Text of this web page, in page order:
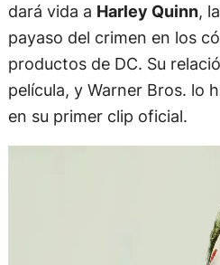
dará vida a Harley Quinn,
payaso del crimen en los
productos de DC. Su
película, y Warner Bros. lo
en su primer clip oficial.